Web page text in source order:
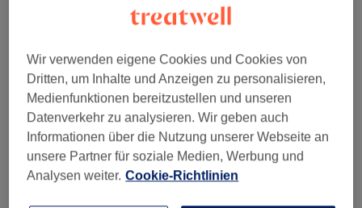
verfügbare Salons in Ihrer Nähe zu
Dort warten viele erstklassige Profis
auf Ihren Besuch.
Finde die besten Salons in deiner Nähe
Wir verwenden eigene Cookies und Cookies von
Dritten, um Inhalte und Anzeigen zu personalisieren,
Medienfunktionen bereitzustellen und unseren
Datenverkehr zu analysieren. Wir geben auch
Informationen über die Nutzung unserer Webseite an
unsere Partner für soziale Medien, Werbung und
Analysen weiter. Cookie-Richtlinien